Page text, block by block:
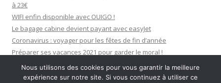
à 23€
WIFI enfin disponible avec OUIGO !
Le bagage cabine devient payant avec easyJet
Coronavirus : voyager pour les fêtes de fin d’année
Préparer ses vacances 2021 pour garder le moral !
Nous utilisons des cookies pour vous garantir la meilleure
expérience sur notre site. Si vous continuez à utiliser ce